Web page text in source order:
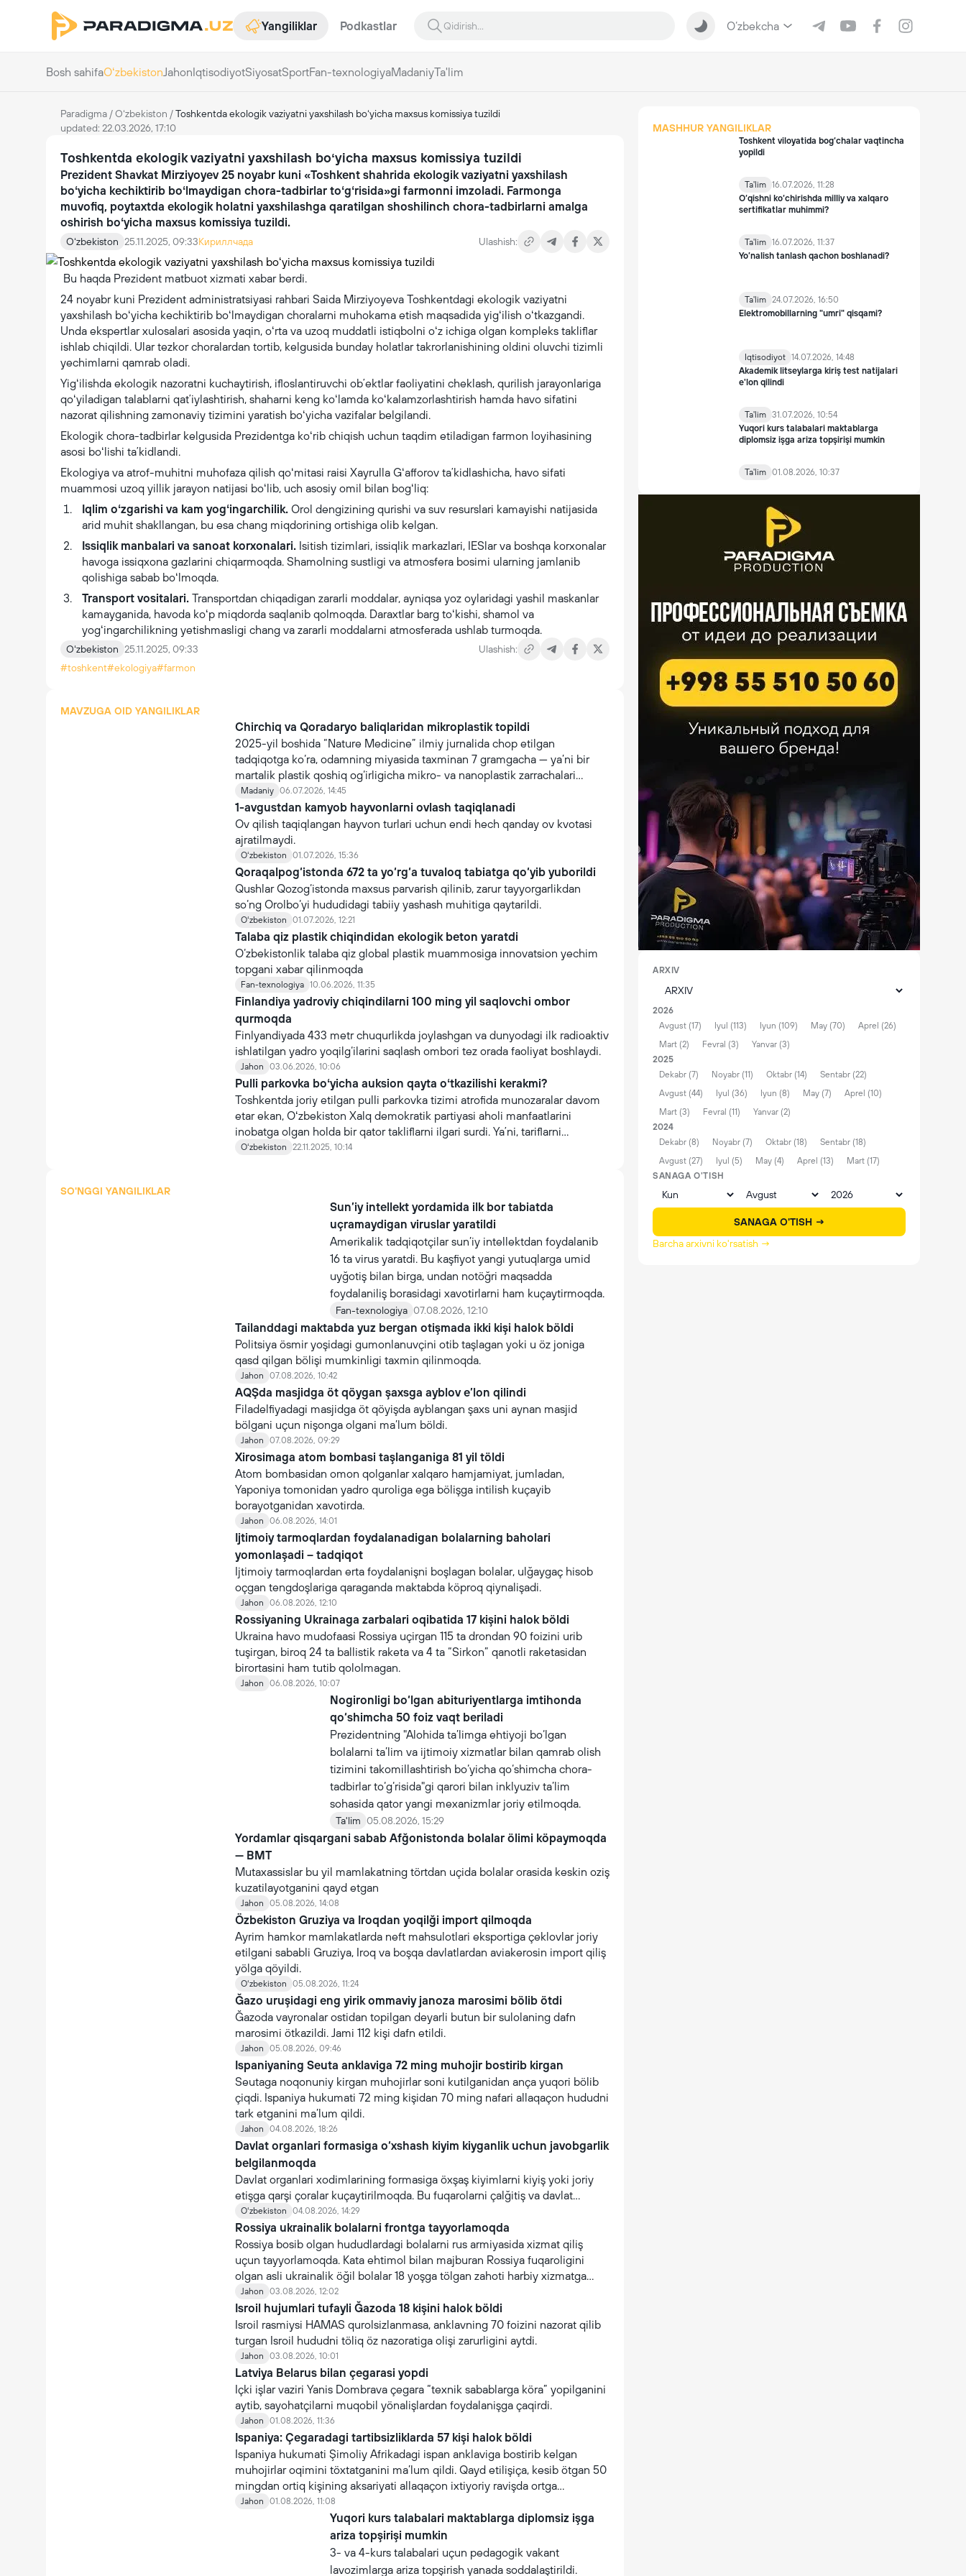
Yangiliklar Podkastlar O‘zbekcha
Bosh sahifaOʻzbekistonJahonIqtisodiyotSiyosatSportFan-texnologiyaMadaniyTa'lim
Paradigma /Oʻzbekiston /Toshkentda ekologik vaziyatni yaxshilash boʻyicha maxsus komissiya tuzildi
updated: 22.03.2026, 17:10
Toshkentda ekologik vaziyatni yaxshilash boʻyicha maxsus komissiya tuzildi
Prezident Shavkat Mirziyoyev 25 noyabr kuni «Toshkent shahrida ekologik vaziyatni yaxshilash
boʻyicha kechiktirib boʻlmaydigan chora-tadbirlar toʻgʻrisida»gi farmonni imzoladi. Farmonga
muvofiq, poytaxtda ekologik holatni yaxshilashga qaratilgan shoshilinch chora-tadbirlarni amalga
oshirish boʻyicha maxsus komissiya tuzildi.
Oʻzbekiston 25.11.2025, 09:33Кириллчада Ulashish:
Bu haqda Prezident matbuot xizmati xabar berdi.
24 noyabr kuni Prezident administratsiyasi rahbari Saida Mirziyoyeva Toshkentdagi ekologik vaziyatni
yaxshilash boʻyicha kechiktirib boʻlmaydigan choralarni muhokama etish maqsadida yigʻilish oʻtkazgandi.
Unda ekspertlar xulosalari asosida yaqin, oʻrta va uzoq muddatli istiqbolni oʻz ichiga olgan kompleks takliflar
ishlab chiqildi. Ular tezkor choralardan tortib, kelgusida bunday holatlar takrorlanishining oldini oluvchi tizimli
yechimlarni qamrab oladi.
Yigʻilishda ekologik nazoratni kuchaytirish, ifloslantiruvchi obʼektlar faoliyatini cheklash, qurilish jarayonlariga
qoʻyiladigan talablarni qatʼiylashtirish, shaharni keng koʻlamda koʻkalamzorlashtirish hamda havo sifatini
nazorat qilishning zamonaviy tizimini yaratish boʻyicha vazifalar belgilandi.
Ekologik chora-tadbirlar kelgusida Prezidentga koʻrib chiqish uchun taqdim etiladigan farmon loyihasining
asosi boʻlishi taʼkidlandi.
Ekologiya va atrof-muhitni muhofaza qilish qoʻmitasi raisi Xayrulla Gʻafforov taʼkidlashicha, havo sifati
muammosi uzoq yillik jarayon natijasi boʻlib, uch asosiy omil bilan bogʻliq:
Iqlim oʻzgarishi va kam yogʻingarchilik. Orol dengizining qurishi va suv resurslari kamayishi natijasida
arid muhit shakllangan, bu esa chang miqdorining ortishiga olib kelgan.
Issiqlik manbalari va sanoat korxonalari. Isitish tizimlari, issiqlik markazlari, IESlar va boshqa korxonalar
havoga issiqxona gazlarini chiqarmoqda. Shamolning sustligi va atmosfera bosimi ularning jamlanib
qolishiga sabab boʻlmoqda.
Transport vositalari. Transportdan chiqadigan zararli moddalar, ayniqsa yoz oylaridagi yashil maskanlar
kamayganida, havoda koʻp miqdorda saqlanib qolmoqda. Daraxtlar barg toʻkishi, shamol va
yogʻingarchilikning yetishmasligi chang va zararli moddalarni atmosferada ushlab turmoqda.
Oʻzbekiston 25.11.2025, 09:33
Ulashish:
#toshkent#ekologiya#farmon
MAVZUGA OID YANGILIKLAR
Chirchiq va Qoradaryo baliqlaridan mikroplastik topildi
2025-yil boshida “Nature Medicine” ilmiy jurnalida chop etilgan
tadqiqotga ko‘ra, odamning miyasida taxminan 7 gramgacha — ya’ni bir
martalik plastik qoshiq og‘irligicha mikro- va nanoplastik zarrachalari
to‘planib qolgan.
Madaniy 06.07.2026, 14:45
1-avgustdan kamyob hayvonlarni ovlash taqiqlanadi
Ov qilish taqiqlangan hayvon turlari uchun endi hech qanday ov kvotasi
ajratilmaydi.
Oʻzbekiston 01.07.2026, 15:36
Qoraqalpog‘istonda 672 ta yo‘rg‘a tuvaloq tabiatga qo‘yib yuborildi
Qushlar Qozog‘istonda maxsus parvarish qilinib, zarur tayyorgarlikdan
so‘ng Orolbo‘yi hududidagi tabiiy yashash muhitiga qaytarildi.
Oʻzbekiston 01.07.2026, 12:21
Talaba qiz plastik chiqindidan ekologik beton yaratdi
O‘zbekistonlik talaba qiz global plastik muammosiga innovatsion yechim
topgani xabar qilinmoqda
Fan-texnologiya 10.06.2026, 11:35
Finlandiya yadroviy chiqindilarni 100 ming yil saqlovchi ombor
qurmoqda
Finlyandiyada 433 metr chuqurlikda joylashgan va dunyodagi ilk radioaktiv
ishlatilgan yadro yoqilg‘ilarini saqlash ombori tez orada faoliyat boshlaydi.
Jahon 03.06.2026, 10:06
Pulli parkovka boʻyicha auksion qayta oʻtkazilishi kerakmi?
Toshkentda joriy etilgan pulli parkovka tizimi atrofida munozaralar davom
etar ekan, Oʻzbekiston Xalq demokratik partiyasi aholi manfaatlarini
inobatga olgan holda bir qator takliflarni ilgari surdi. Yaʼni, tariflarni
belgilashda aholining real daromadlari va ijtimoiy ehtiyojlari hisobga
Oʻzbekiston 22.11.2025, 10:14
SO'NGGI YANGILIKLAR
Sun’iy intellekt yordamida ilk bor tabiatda
uçramaydigan viruslar yaratildi
Amerikalik tadqiqotçilar sun’iy intellektdan foydalanib
16 ta virus yaratdi. Bu kaşfiyot yangi yutuqlarga umid
uyğotiş bilan birga, undan notöğri maqsadda
foydalaniliş borasidagi xavotirlarni ham kuçaytirmoqda.
Fan-texnologiya 07.08.2026, 12:10
Tailanddagi maktabda yuz bergan otişmada ikki kişi halok böldi
Politsiya ösmir yoşidagi gumonlanuvçini otib taşlagan yoki u öz joniga
qasd qilgan bölişi mumkinligi taxmin qilinmoqda.
Jahon 07.08.2026, 10:42
AQŞda masjidga öt qöygan şaxsga ayblov e’lon qilindi
Filadelfiyadagi masjidga öt qöyişda ayblangan şaxs uni aynan masjid
bölgani uçun nişonga olgani ma’lum böldi.
Jahon 07.08.2026, 09:29
Xirosimaga atom bombasi taşlanganiga 81 yil töldi
Atom bombasidan omon qolganlar xalqaro hamjamiyat, jumladan,
Yaponiya tomonidan yadro quroliga ega bölişga intilish kuçayib
borayotganidan xavotirda.
Jahon 06.08.2026, 14:01
Ijtimoiy tarmoqlardan foydalanadigan bolalarning baholari
yomonlaşadi – tadqiqot
Ijtimoiy tarmoqlardan erta foydalanişni boşlagan bolalar, ulğaygaç hisob
oçgan tengdoşlariga qaraganda maktabda köproq qiynalişadi.
Jahon 06.08.2026, 12:10
Rossiyaning Ukrainaga zarbalari oqibatida 17 kişini halok böldi
Ukraina havo mudofaasi Rossiya uçirgan 115 ta drondan 90 foizini urib
tuşirgan, biroq 24 ta ballistik raketa va 4 ta “Sirkon” qanotli raketasidan
birortasini ham tutib qololmagan.
Jahon 06.08.2026, 10:07
Nogironligi bo‘lgan abituriyentlarga imtihonda
qo‘shimcha 50 foiz vaqt beriladi
Prezidentning "Alohida ta’limga ehtiyoji bo‘lgan
bolalarni ta’lim va ijtimoiy xizmatlar bilan qamrab olish
tizimini takomillashtirish bo‘yicha qo‘shimcha chora-
tadbirlar to‘g‘risida"gi qarori bilan inklyuziv ta’lim
sohasida qator yangi mexanizmlar joriy etilmoqda.
Ta'lim 05.08.2026, 15:29
Yordamlar qisqargani sabab Afğonistonda bolalar ölimi köpaymoqda
— BMT
Mutaxassislar bu yil mamlakatning törtdan uçida bolalar orasida keskin oziş
kuzatilayotganini qayd etgan
Jahon 05.08.2026, 14:08
Özbekiston Gruziya va Iroqdan yoqilği import qilmoqda
Ayrim hamkor mamlakatlarda neft mahsulotlari eksportiga çeklovlar joriy
etilgani sababli Gruziya, Iroq va boşqa davlatlardan aviakerosin import qiliş
yölga qöyildi.
Oʻzbekiston 05.08.2026, 11:24
Ğazo uruşidagi eng yirik ommaviy janoza marosimi bölib ötdi
Ğazoda vayronalar ostidan topilgan deyarli butun bir sulolaning dafn
marosimi ötkazildi. Jami 112 kişi dafn etildi.
Jahon 05.08.2026, 09:46
Ispaniyaning Seuta anklaviga 72 ming muhojir bostirib kirgan
Seutaga noqonuniy kirgan muhojirlar soni kutilganidan ança yuqori bölib
çiqdi. Ispaniya hukumati 72 ming kişidan 70 ming nafari allaqaçon hududni
tark etganini ma’lum qildi.
Jahon 04.08.2026, 18:26
Davlat organlari formasiga o‘xshash kiyim kiyganlik uchun javobgarlik
belgilanmoqda
Davlat organlari xodimlarining formasiga öxşaş kiyimlarni kiyiş yoki joriy
etişga qarşi çoralar kuçaytirilmoqda. Bu fuqarolarni çalğitiş va davlat
organlari nomidan işonçning suiiste’mol qilinişini oldini olişga qaratilgan.
Oʻzbekiston 04.08.2026, 14:29
Rossiya ukrainalik bolalarni frontga tayyorlamoqda
Rossiya bosib olgan hududlardagi bolalarni rus armiyasida xizmat qiliş
uçun tayyorlamoqda. Kata ehtimol bilan majburan Rossiya fuqaroligini
olgan asli ukrainalik öğil bolalar 18 yoşga tölgan zahoti harbiy xizmatga
çaqiriladi.
Jahon 03.08.2026, 12:02
Isroil hujumlari tufayli Ğazoda 18 kişini halok böldi
Isroil rasmiysi HAMAS qurolsizlanmasa, anklavning 70 foizini nazorat qilib
turgan Isroil hududni töliq öz nazoratiga olişi zarurligini aytdi.
Jahon 03.08.2026, 10:01
Latviya Belarus bilan çegarasi yopdi
Içki işlar vaziri Yanis Dombrava çegara “texnik sabablarga köra” yopilganini
aytib, sayohatçilarni muqobil yönalişlardan foydalanişga çaqirdi.
Jahon 01.08.2026, 11:36
Ispaniya: Çegaradagi tartibsizliklarda 57 kişi halok böldi
Ispaniya hukumati Şimoliy Afrikadagi ispan anklaviga bostirib kelgan
muhojirlar oqimini töxtatganini ma’lum qildi. Qayd etilişiça, kesib ötgan 50
mingdan ortiq kişining aksariyati allaqaçon ixtiyoriy ravişda ortga
qaytmoqda.
Jahon 01.08.2026, 11:08
Yuqori kurs talabalari maktablarga diplomsiz işga
ariza topşirişi mumkin
3- va 4-kurs talabalari uçun pedagogik vakant
lavozimlarga ariza topşirish yanada soddalaştirildi.
MASHHUR YANGILIKLAR
Toshkent viloyatida bog‘chalar vaqtincha
yopildi
Ta'lim 16.07.2026, 11:28
O‘qishni ko‘chirishda milliy va xalqaro
sertifikatlar muhimmi?
Ta'lim 16.07.2026, 11:37
Yo’nalish tanlash qachon boshlanadi?
Ta'lim 24.07.2026, 16:50
Elektromobillarning "umri" qisqami?
Iqtisodiyot 14.07.2026, 14:48
Akademik litseylarga kiriş test natijalari
e'lon qilindi
Ta'lim 31.07.2026, 10:54
Yuqori kurs talabalari maktablarga
diplomsiz işga ariza topşirişi mumkin
Ta'lim 01.08.2026, 10:37
ARXIV
2026
Avgust (17)
Iyul (113) Iyun (109) May (70)
Aprel (26)
Mart (2)
Fevral (3)
Yanvar (3)
2025
Dekabr (7)
Noyabr (11) Oktabr (14)
Sentabr (22)
Avgust (44)
Iyul (36) Iyun (8) May (7)
Aprel (10)
Mart (3)
Fevral (11)
Yanvar (2)
2024
Dekabr (8)
Noyabr (7) Oktabr (18)
Sentabr (18)
Avgust (27)
Iyul (5) May (4) Aprel (13)
Mart (17)
SANAGA O'TISH
SANAGA O'TISH →
Barcha arxivni ko'rsatish →